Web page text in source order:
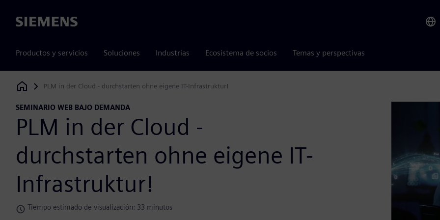
Siemens
Productos y servicios Soluciones Industrias Ecosistema de socios Temas y perspectivas
Siemens Digital Industries Software
PLM in der Cloud - durchstarten ohne eigene IT-Infrastruktur!
SEMINARIO WEB BAJO DEMANDA
PLM in der Cloud -
durchstarten ohne eigene IT-
Infrastruktur!
Tiempo estimado de visualización: 33 minutos